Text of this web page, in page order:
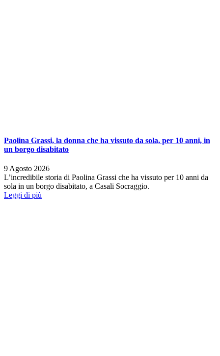
Paolina Grassi, la donna che ha vissuto da sola, per 10 anni, in
un borgo disabitato
9 Agosto 2026
L’incredibile storia di Paolina Grassi che ha vissuto per 10 anni da
sola in un borgo disabitato, a Casali Socraggio.
Leggi di più